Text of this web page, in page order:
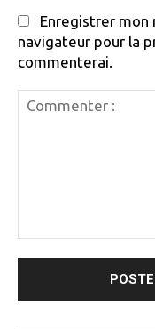
Enregistrer mon
navigateur pour la
commenterai.